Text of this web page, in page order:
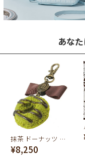
あな
抹茶 ドーナッツ バッグチャーム
¥8,250